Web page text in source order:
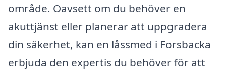
område. Oavsett om du behöver en
akuttjänst eller planerar att uppgradera
din säkerhet, kan en låssmed i Forsbacka
erbjuda den expertis du behöver för att